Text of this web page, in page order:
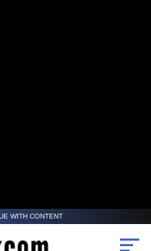
WITH CONTENT